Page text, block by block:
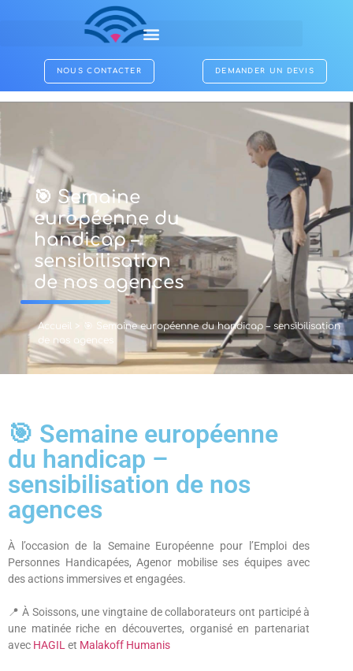
NOUS CONTACTER DEMANDER UN DEVIS
🎯 Semaine
européenne du
handicap –
sensibilisation
de nos agences
Accueil > 🎯 Semaine européenne du handicap – sensibilisation
de nos agences
🎯 Semaine européenne
du handicap –
sensibilisation de nos
agences
À l’occasion de la Semaine Européenne pour l’Emploi des
Personnes Handicapées, Agenor mobilise ses équipes avec
des actions immersives et engagées.
📍 À Soissons, une vingtaine de collaborateurs ont participé à
une matinée riche en découvertes, organisé en partenariat
avec HAGIL et Malakoff Humanis